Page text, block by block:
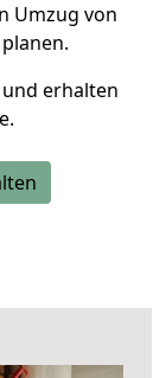
Umzug von
erhalten